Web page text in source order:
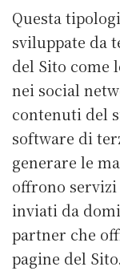
Questa
sviluppate da
del Sito come
nei social
contenuti del
software di
generare le
offrono
inviati da
partner che
pagine del Sito.